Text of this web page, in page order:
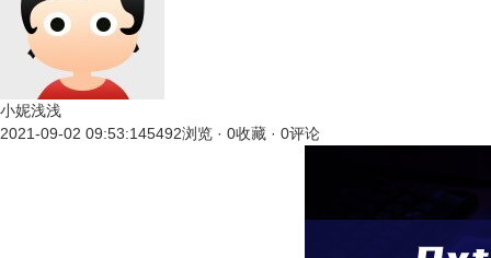
小妮浅浅
2021-09-02 09:53:145492浏览 · 0收藏 · 0评论